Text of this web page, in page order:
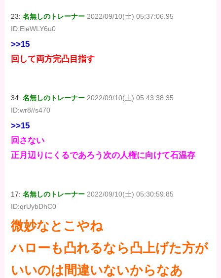
23:名無しのトレーナー 2022/09/10(土) 05:37:06.95
ID:EieWLY6u0
>>15
回して両方完凸目指す
34:名無しのトレーナー 2022/09/10(土) 05:43:38.35
ID:wr8//s470
>>15
回さない
正月辺りにくるであろう次の人権に向けて石温存
17:名無しのトレーナー 2022/09/10(土) 05:30:59.85
ID:qrUybDhC0
微妙なとこやね
ハローも凸れるなら凸上げた方が
いいのは間違いないからなあ